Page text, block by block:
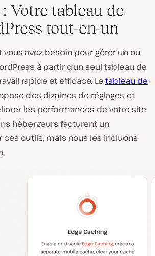
Votre tableau de
tout-en-un
avez besoin pour gérer un ou
à partir d’un seul tableau de
rapide et efficace. Le tableau de
des dizaines de réglages et
les performances de votre site
hébergeurs facturent un
outils, mais nous les incluons